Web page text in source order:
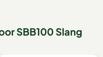
SBB100 Slang